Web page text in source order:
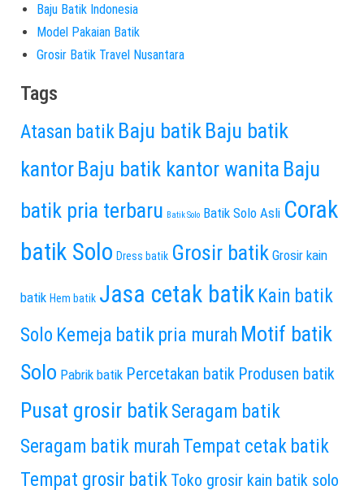
Baju Batik Indonesia
Model Pakaian Batik
Grosir Batik Travel Nusantara
Tags
Atasan batik Baju batik Baju batik
kantor Baju batik kantor wanita Baju
batik pria terbaru Batik Solo Batik Solo Asli Corak
batik Solo Dress batik Grosir batik Grosir kain
batik Hem batik Jasa cetak batik Kain batik
Solo Kemeja batik pria murah Motif batik
Solo Pabrik batik Percetakan batik Produsen batik
Pusat grosir batik Seragam batik
Seragam batik murah Tempat cetak batik
Tempat grosir batik Toko grosir kain batik solo